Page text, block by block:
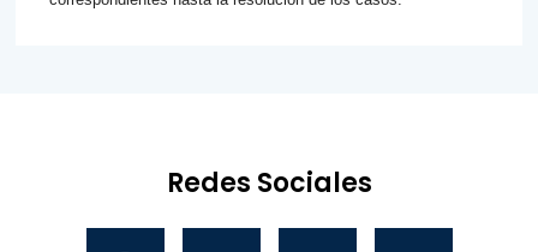
Redes Sociales